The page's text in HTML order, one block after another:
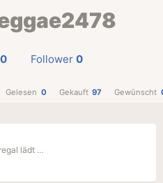
0 Follower 0
Gelesen 0 Gekauft 97 Gewünscht
lädt …